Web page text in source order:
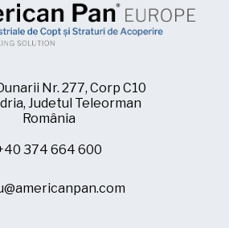
Nr. 277, Corp C10
Judetul Teleorman
România
374 664 600